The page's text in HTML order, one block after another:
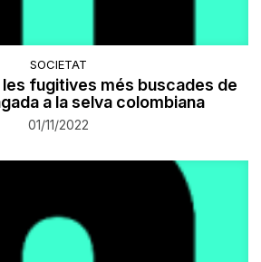
SOCIETAT
les fugitives més buscades de
a la selva colombiana
01/11/2022